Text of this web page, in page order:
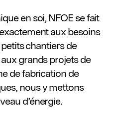
en soi, NFOE se fait
aux besoins
chantiers de
grands projets de
de fabrication de
nous y mettons
d’énergie.